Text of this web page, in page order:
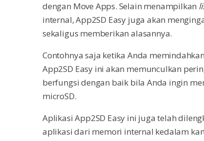
dengan Move Apps. Selain menampilkan
internal, App2SD Easy juga akan
sekaligus memberikan alasannya.
Contohnya saja ketika Anda
App2SD Easy ini akan memunculkan
berfungsi dengan baik bila Anda ingin
microSD.
Aplikasi App2SD Easy ini juga telah
aplikasi dari memori internal kedalam